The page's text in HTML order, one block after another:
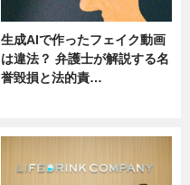
生成AIで作ったフェイク動画
は違法？ 弁護士が解説する名
誉毀損と法的責…